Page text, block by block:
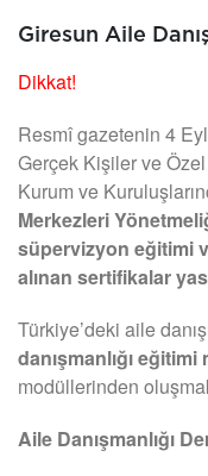
Giresun Aile
Dikkat!
Resmî gazetenin 4
Gerçek Kişiler ve
Kurum ve
Merkezleri
süpervizyon eğitimi
alınan sertifikalar
Türkiye’deki aile
danışmanlığı eğitimi
modüllerinden
Aile Danışmanlığı